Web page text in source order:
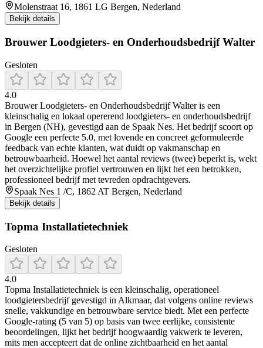
Molenstraat 16, 1861 LG Bergen, Nederland
Bekijk details
Brouwer Loodgieters- en Onderhoudsbedrijf Walter
Gesloten
4.0
Brouwer Loodgieters- en Onderhoudsbedrijf Walter is een
kleinschalig en lokaal opererend loodgieters- en onderhoudsbedrijf
in Bergen (NH), gevestigd aan de Spaak Nes. Het bedrijf scoort op
Google een perfecte 5.0, met lovende en concreet geformuleerde
feedback van echte klanten, wat duidt op vakmanschap en
betrouwbaarheid. Hoewel het aantal reviews (twee) beperkt is, wekt
het overzichtelijke profiel vertrouwen en lijkt het een betrokken,
professioneel bedrijf met tevreden opdrachtgevers.
Spaak Nes 1 /C, 1862 AT Bergen, Nederland
Bekijk details
Topma Installatietechniek
Gesloten
4.0
Topma Installatietechniek is een kleinschalig, operationeel
loodgietersbedrijf gevestigd in Alkmaar, dat volgens online reviews
snelle, vakkundige en betrouwbare service biedt. Met een perfecte
Google-rating (5 van 5) op basis van twee eerlijke, consistente
beoordelingen, lijkt het bedrijf hoogwaardig vakwerk te leveren,
mits men accepteert dat de online zichtbaarheid en het aantal